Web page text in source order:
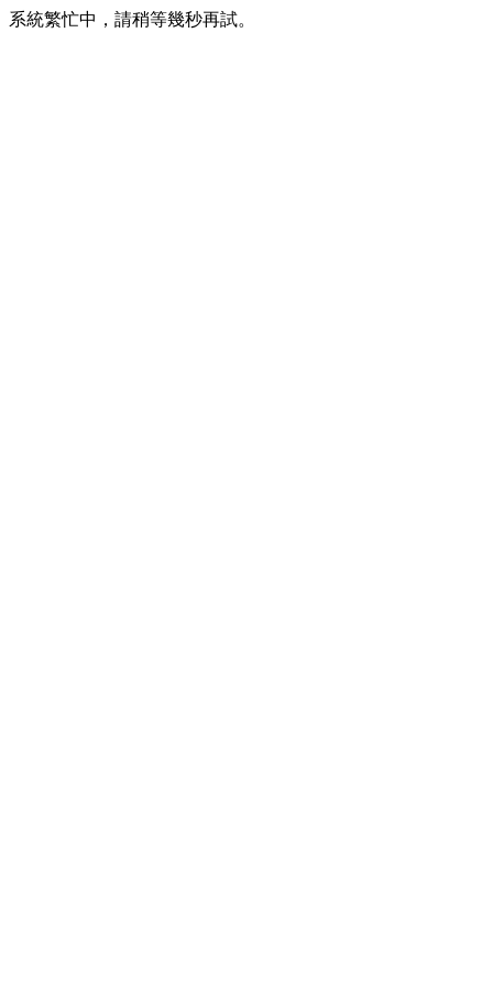
系統繁忙中，請稍等幾秒再試。